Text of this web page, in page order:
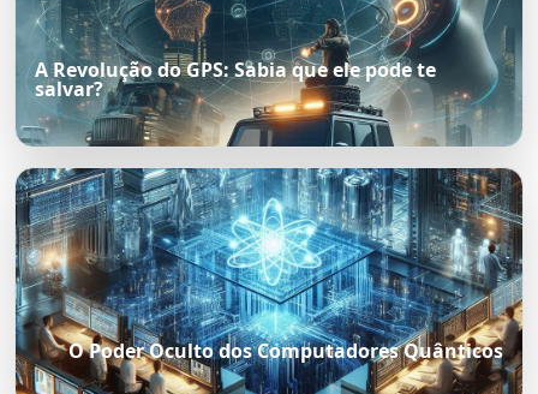
A Revolução do GPS: Sabia que ele pode te
salvar?
O Poder Oculto dos Computadores Quânticos